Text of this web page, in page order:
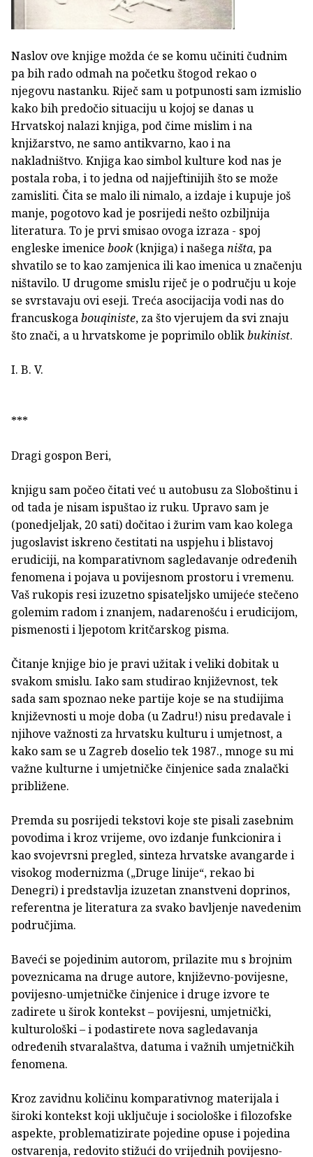
Naslov ove knjige možda će se komu učiniti čudnim
pa bih rado odmah na početku štogod rekao o
njegovu nastanku. Riječ sam u potpunosti sam izmislio
kako bih predočio situaciju u kojoj se danas u
Hrvatskoj nalazi knjiga, pod čime mislim i na
knjižarstvo, ne samo antikvarno, kao i na
nakladništvo. Knjiga kao simbol kulture kod nas je
postala roba, i to jedna od najjeftinijih što se može
zamisliti. Čita se malo ili nimalo, a izdaje i kupuje još
manje, pogotovo kad je posrijedi nešto ozbiljnija
literatura. To je prvi smisao ovoga izraza - spoj
engleske imenice book(knjiga) i našeganišta, pa
shvatilo se to kao zamjenica ili kao imenica u značenju
ništavilo. U drugome smislu riječ je o području u koje
se svrstavaju ovi eseji. Treća asocijacija vodi nas do
francuskogabouqiniste, za što vjerujem da svi znaju
što znači, a u hrvatskome je poprimilo oblikbukinist.
I. B. V.
***
Dragi gospon Beri,
knjigu sam počeo čitati već u autobusu za Sloboštinu i
od tada je nisam ispuštao iz ruku. Upravo sam je
(ponedjeljak, 20 sati) dočitao i žurim vam kao kolega
jugoslavist iskreno čestitati na uspjehu i blistavoj
erudiciji, na komparativnom sagledavanje određenih
fenomena i pojava u povijesnom prostoru i vremenu.
Vaš rukopis resi izuzetno spisateljsko umijeće stečeno
golemim radom i znanjem, nadarenošću i erudicijom,
pismenosti i ljepotom kritčarskog pisma.
Čitanje knjige bio je pravi užitak i veliki dobitak u
svakom smislu. Iako sam studirao književnost, tek
sada sam spoznao neke partije koje se na studijima
književnosti u moje doba (u Zadru!) nisu predavale i
njihove važnosti za hrvatsku kulturu i umjetnost, a
kako sam se u Zagreb doselio tek 1987., mnoge su mi
važne kulturne i umjetničke činjenice sada znalački
približene.
Premda su posrijedi tekstovi koje ste pisali zasebnim
povodima i kroz vrijeme, ovo izdanje funkcionira i
kao svojevrsni pregled, sinteza hrvatske avangarde i
visokog modernizma („Druge linije“, rekao bi
Denegri) i predstavlja izuzetan znanstveni doprinos,
referentna je literatura za svako bavljenje navedenim
područjima.
Baveći se pojedinim autorom, prilazite mu s brojnim
poveznicama na druge autore, književno-povijesne,
povijesno-umjetničke činjenice i druge izvore te
zadirete u širok kontekst – povijesni, umjetnički,
kulturološki – i podastirete nova sagledavanja
određenih stvaralaštva, datuma i važnih umjetničkih
fenomena.
Kroz zavidnu količinu komparativnog materijala i
široki kontekst koji uključuje i sociološke i filozofske
aspekte, problematizirate pojedine opuse i pojedina
ostvarenja, redovito stižući do vrijednih povijesno-